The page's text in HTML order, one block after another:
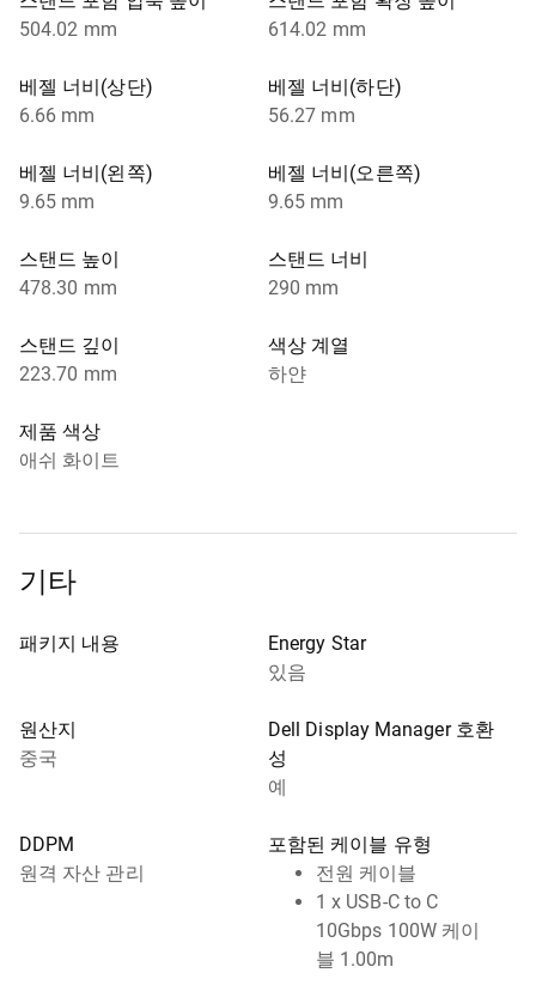
504.02 mm
614.02 mm
베젤 너비(상단)
6.66 mm
베젤 너비(하단)
56.27 mm
베젤 너비(왼쪽)
9.65 mm
베젤 너비(오른쪽)
9.65 mm
스탠드 높이
478.30 mm
스탠드 너비
290 mm
스탠드 깊이
223.70 mm
색상 계열
하얀
제품 색상
애쉬 화이트
기타
패키지 내용
Energy Star
있음
원산지
중국
Dell Display Manager 호환
성
예
DDPM
원격 자산 관리
포함된 케이블 유형
전원 케이블
1 x USB-C to C
10Gbps 100W 케이
블 1.00m